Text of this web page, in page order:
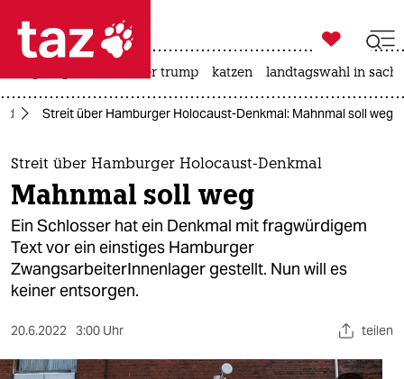
 taz zahl ich
taz zahl ich
themen
politik
öko
gesellschaft
kultur
sport

taz zahl ich
usa unter trump katzen landtagswahl in
Streit über Hamburger Holocaust-Denkmal: Mahnmal soll weg
Streit über Hamburger Holocaust-Denkmal
Mahnmal soll weg
Ein Schlosser hat ein Denkmal mit fragwürdigem
Text vor ein einstiges Hamburger
ZwangsarbeiterInnenlager gestellt. Nun will es
keiner entsorgen.
20.6.2022 3:00 Uhr teilen